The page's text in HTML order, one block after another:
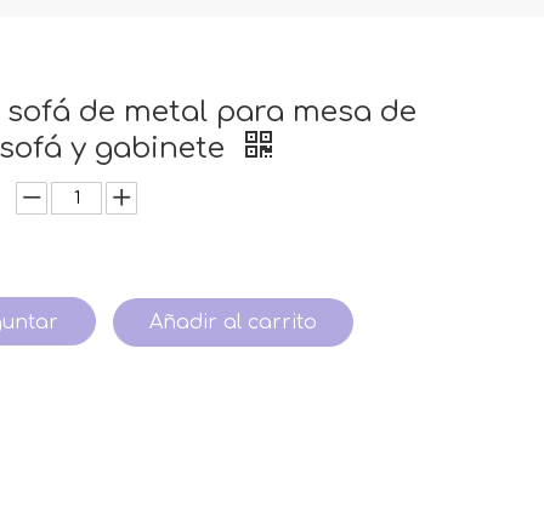
sofá de metal para mesa de
y gabinete
Añadir al carrito